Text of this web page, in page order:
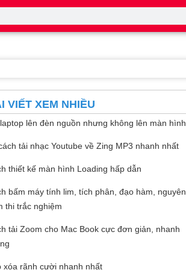
VIẾT XEM NHIỀU
lên đèn nguồn nhưng không lên màn hình
tải nhạc Youtube về Zing MP3 nhanh nhất
thiết kế màn hình Loading hấp dẫn
bấm máy tính lim, tích phân, đạo hàm, nguyên
thi trắc nghiệm
tải Zoom cho Mac Book cực đơn giản, nhanh
xóa rãnh cười nhanh nhất